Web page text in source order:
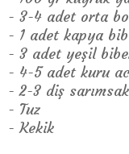
- 3-4 adet orta
- 1 adet kapya
- 3 adet yeşil
- 4-5 adet kuru
- 2-3 diş sarımsak
- Tuz
- Kekik